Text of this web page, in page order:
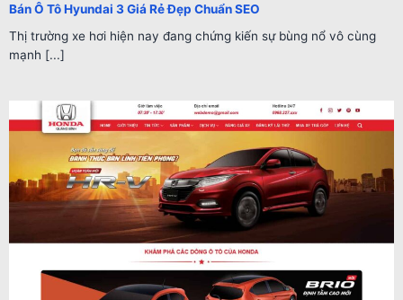
Bán Ô Tô Hyundai 3 Giá Rẻ Đẹp Chuẩn SEO
Thị trường xe hơi hiện nay đang chứng kiến sự bùng nổ vô cùng
mạnh [...]